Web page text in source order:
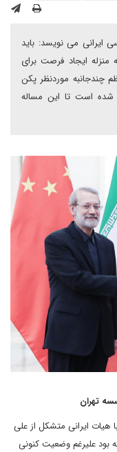
ایرانی می نویسد: باید
ایجاد فرصت برای
چندجانبه موردنظر پکن
شده است تا این مساله
تهران
ایرانی متشکل از علی
و محمدجواد ظریف در اسفندماه 1397گفته بود علیرغم وضعیت کنونی